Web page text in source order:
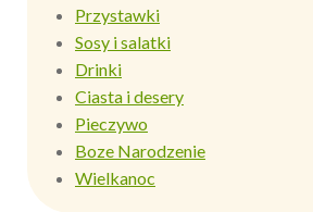
Przystawki
Sosy i salatki
Drinki
Ciasta i desery
Pieczywo
Boze Narodzenie
Wielkanoc